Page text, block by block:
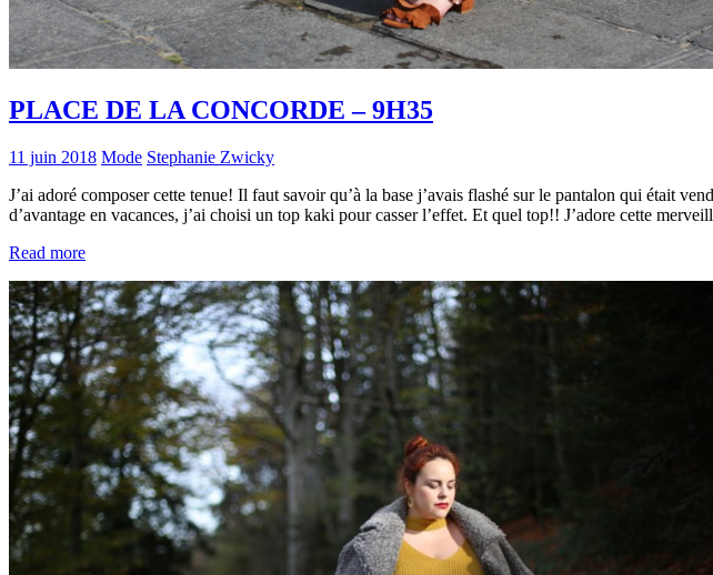
PLACE DE LA CONCORDE – 9H35
11 juin 2018 Mode Stephanie Zwicky
J’ai adoré composer cette tenue! Il faut savoir qu’à la base j’avais flashé sur le pantalon qui était
d’avantage en vacances, j’ai choisi un top kaki pour casser l’effet. Et quel top!! J’adore cette
Read more